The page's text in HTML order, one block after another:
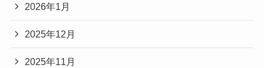
2026年1月
2025年12月
2025年11月